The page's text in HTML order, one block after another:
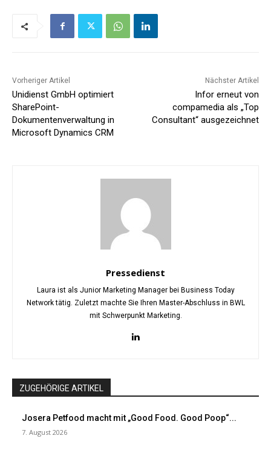
Vorheriger Artikel
Unidienst GmbH optimiert
SharePoint-
Dokumentenverwaltung in
Microsoft Dynamics CRM
Nächster Artikel
Infor erneut von
compamedia als „Top
Consultant“ ausgezeichnet
Pressedienst
Laura ist als Junior Marketing Manager bei Business Today
Network tätig. Zuletzt machte Sie Ihren Master-Abschluss in BWL
mit Schwerpunkt Marketing.
ZUGEHÖRIGE ARTIKEL
Josera Petfood macht mit „Good Food. Good Poop“...
7. August 2026